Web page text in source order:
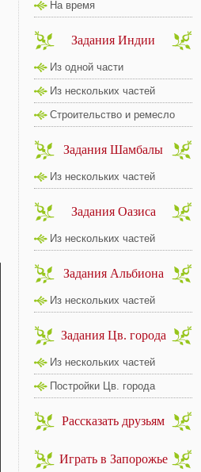
На время
Задания Индии
Из одной части
Из нескольких частей
Строительство и ремесло
Задания Шамбалы
Из нескольких частей
Задания Оазиса
Из нескольких частей
Задания Альбиона
Из нескольких частей
Задания Цв. города
Из нескольких частей
Постройки Цв. города
Рассказать друзьям
Играть в Запорожье